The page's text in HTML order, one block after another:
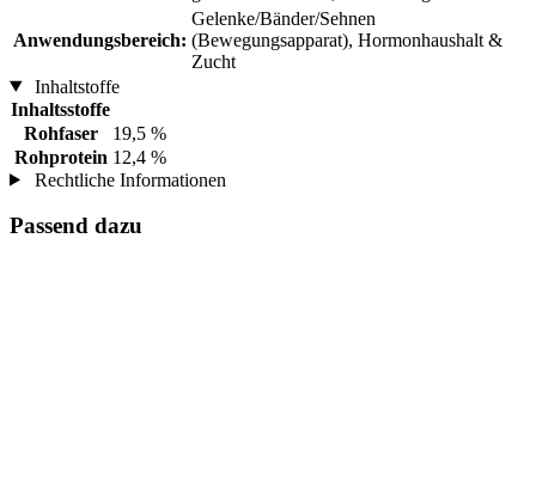
Anwendungsbereich:
Gelenke/Bänder/Sehnen
(Bewegungsapparat), Hormonhaushalt &
Zucht
Inhaltstoffe
Inhaltsstoffe
Rohfaser
19,5 %
Rohprotein 12,4 %
Rechtliche Informationen
Passend dazu